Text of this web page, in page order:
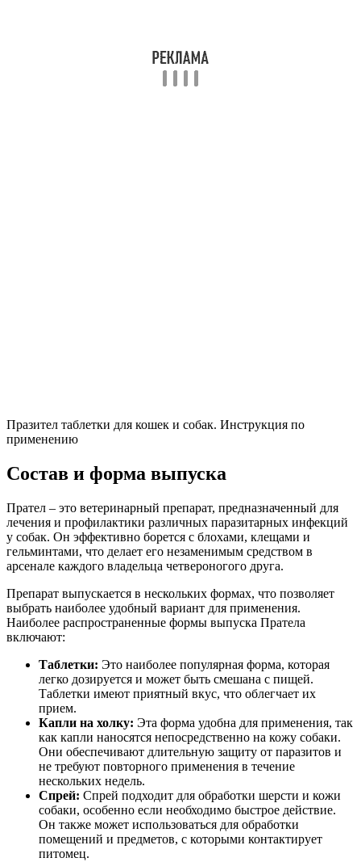
Празител таблетки для кошек и собак. Инструкция по
применению
Состав и форма выпуска
Прател – это ветеринарный препарат, предназначенный для
лечения и профилактики различных паразитарных инфекций
у собак. Он эффективно борется с блохами, клещами и
гельминтами, что делает его незаменимым средством в
арсенале каждого владельца четвероногого друга.
Препарат выпускается в нескольких формах, что позволяет
выбрать наиболее удобный вариант для применения.
Наиболее распространенные формы выпуска Пратела
включают:
Таблетки: Это наиболее популярная форма, которая
легко дозируется и может быть смешана с пищей.
Таблетки имеют приятный вкус, что облегчает их
прием.
Капли на холку: Эта форма удобна для применения, так
как капли наносятся непосредственно на кожу собаки.
Они обеспечивают длительную защиту от паразитов и
не требуют повторного применения в течение
нескольких недель.
Спрей: Спрей подходит для обработки шерсти и кожи
собаки, особенно если необходимо быстрое действие.
Он также может использоваться для обработки
помещений и предметов, с которыми контактирует
питомец.